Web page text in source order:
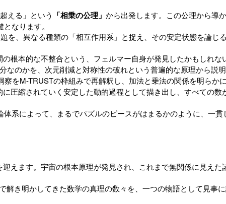
える」という 「相乗の公理」 から出発します。この公理から導
なります。
を、異なる種類の「相互作用系」と捉え、その安定状態を論
根本的な不整合という、フェルマー自身が発見したかもしれな
のかを、次元削減と対称性の破れという普遍的な原理から説明
をM-TRUSTの枠組みで再解釈し、加法と乗法の関係を明らかに
圧縮されていく安定した動的過程として描き出し、すべての数
系によって、まるでパズルのピースがはまるかのように、一貫
えます。宇宙の根本原理が発見され、これまで無関係に見え
解き明かしてきた数学の真理の数々を、一つの物語として見事